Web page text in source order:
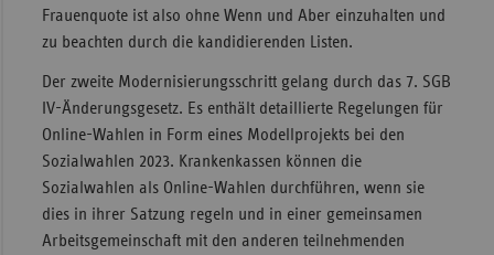
Frauenquote ist also ohne Wenn und Aber einzuhalten und
zu beachten durch die kandidierenden Listen.
Der zweite Modernisierungsschritt gelang durch das 7. SGB
IV-Änderungsgesetz. Es enthält detaillierte Regelungen für
Online-Wahlen in Form eines Modellprojekts bei den
Sozialwahlen 2023. Krankenkassen können die
Sozialwahlen als Online-Wahlen durchführen, wenn sie
dies in ihrer Satzung regeln und in einer gemeinsamen
Arbeitsgemeinschaft mit den anderen teilnehmenden